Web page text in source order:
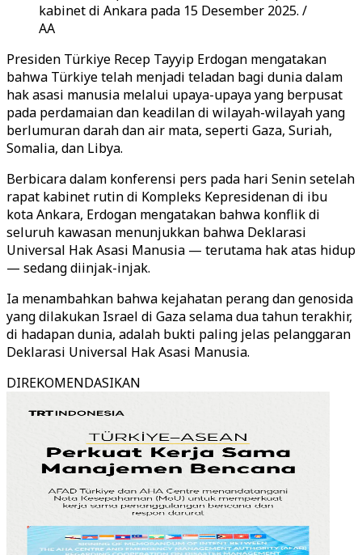
kabinet di Ankara pada 15 Desember 2025. /
AA
Presiden Türkiye Recep Tayyip Erdogan mengatakan
bahwa Türkiye telah menjadi teladan bagi dunia dalam
hak asasi manusia melalui upaya-upaya yang berpusat
pada perdamaian dan keadilan di wilayah-wilayah yang
berlumuran darah dan air mata, seperti Gaza, Suriah,
Somalia, dan Libya.
Berbicara dalam konferensi pers pada hari Senin setelah
rapat kabinet rutin di Kompleks Kepresidenan di ibu
kota Ankara, Erdogan mengatakan bahwa konflik di
seluruh kawasan menunjukkan bahwa Deklarasi
Universal Hak Asasi Manusia — terutama hak atas hidup
— sedang diinjak-injak.
Ia menambahkan bahwa kejahatan perang dan genosida
yang dilakukan Israel di Gaza selama dua tahun terakhir,
di hadapan dunia, adalah bukti paling jelas pelanggaran
Deklarasi Universal Hak Asasi Manusia.
DIREKOMENDASIKAN